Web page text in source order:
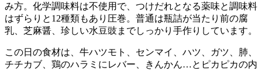
み方。化学調味料は不使用で、つけだれとなる薬味と調味料
はずらりと12種類もあり圧巻。普通は瓶詰が当たり前の腐
乳、芝麻醤、珍しい水豆豉までしっかり手作りしています。
この日の食材は、牛ハツモト、センマイ、ハツ、ガツ、肺、
チチカブ、鶏のハラミにレバー、きんかん…とピカピカの内